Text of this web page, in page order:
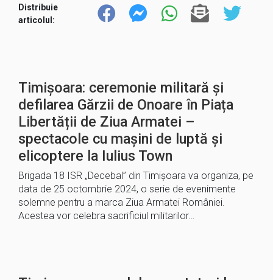
Distribuie
articolul:
Timișoara: ceremonie militară și
defilarea Gărzii de Onoare în Piața
Libertății de Ziua Armatei –
spectacole cu mașini de luptă și
elicoptere la Iulius Town
Brigada 18 ISR „Decebal” din Timișoara va organiza, pe
data de 25 octombrie 2024, o serie de evenimente
solemne pentru a marca Ziua Armatei României.
Acestea vor celebra sacrificiul militarilor…